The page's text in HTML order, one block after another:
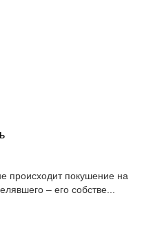
происходит покушение на
– его собстве...